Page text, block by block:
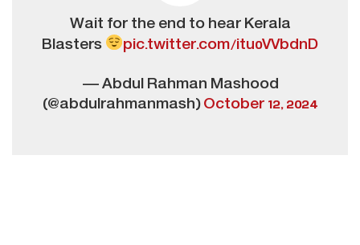
Wait for the end to hear Kerala
Blasters
pic.twitter.com/itu0VVbdnD
— Abdul Rahman Mashood
(@abdulrahmanmash)October 12, 2024